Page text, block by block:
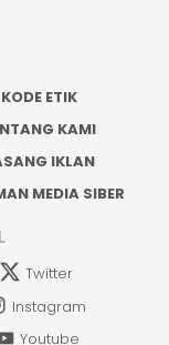
KODE ETIK
KAMI
IKLAN
MEDIA SIBER
Twitter
Instagram
Youtube